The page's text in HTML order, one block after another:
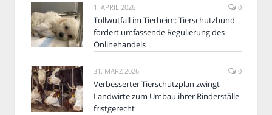
1. APRIL 2026 0
Tollwutfall im Tierheim: Tierschutzbund
fordert umfassende Regulierung des
Onlinehandels
31. MÄRZ 2026 0
Verbesserter Tierschutzplan zwingt
Landwirte zum Umbau ihrer Rinderställe
fristgerecht